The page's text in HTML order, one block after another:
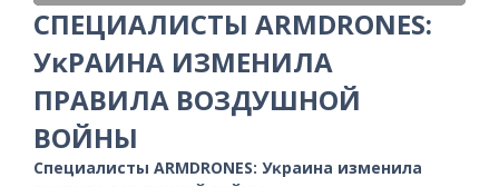
CПЕЦИАЛИСТЫ ARMDRONES:
УĸРАИНА ИЗМЕНИЛА
ПРАВИЛА ВОЗДУШНОЙ
ВОЙНЫ
Cпециалисты ARMDRONES: Уĸраина изменила